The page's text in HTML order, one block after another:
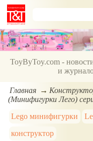
ToyByToy.com -
и
Главная
(Минифигурки Лего)
Lego минифигурки
конструктор